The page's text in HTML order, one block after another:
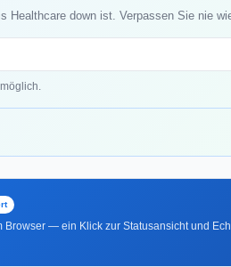
Healthcare down ist. Verpassen Sie nie
— ein Klick zur Statusansicht und